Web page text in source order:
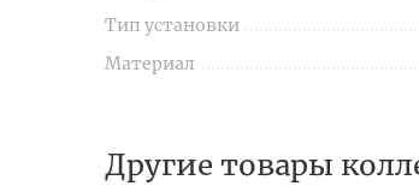
Тип установки
Материал
Другие товары